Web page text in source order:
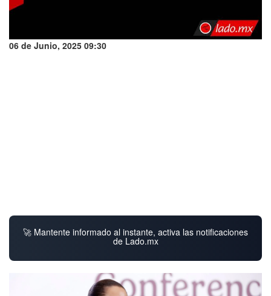
06 de Junio, 2025 09:30
🚀 Mantente informado al instante, activa las notificaciones
de Lado.mx